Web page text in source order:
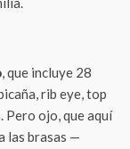
, que incluye 28
rib eye, top
Pero ojo, que aquí
las brasas —